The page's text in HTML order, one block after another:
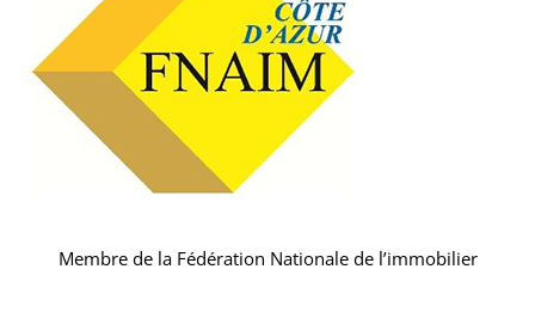
Membre de la Fédération Nationale de l’immobilier